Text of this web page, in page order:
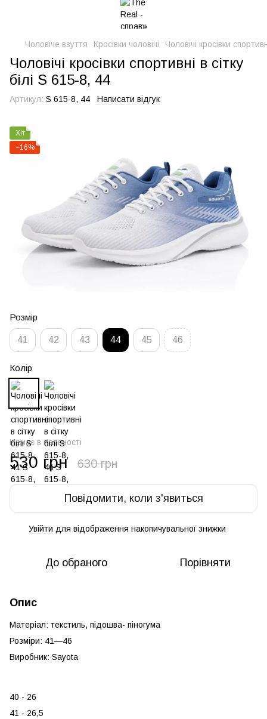
Чоловіче взуття Кросівки чоловічі Чоловічі кросівки
Чоловічі кросівки спортивні в сітку
білі S 615-8, 44
Артикул: S 615-8, 44 Написати відгук
Хіт
−16%
Розмір
41 42 43 44 45 46
Колір
Немає в наявності
530 грн 630 грн
Повідомити, коли з'явиться
Увійти для відображення накопичувальної знижки
До обраного Порівняти
Опис
Матеріал: текстиль, підошва- піногума
Розміри: 41—46
Виробник: Sayota
40 - 26
41 - 26,5